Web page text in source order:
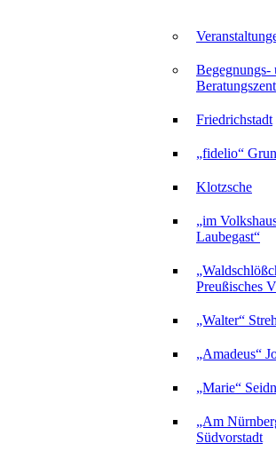
Begegnungs-
Friedrichstadt
„fidelio“
Klotzsche
„im
Laubegast“
Preußisches
„Walter“
„Amadeus“
„Marie“
„Am
Südvorstadt